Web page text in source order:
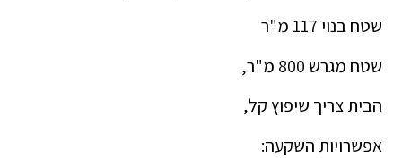
שטח בנוי 117 מ"ר
שטח מגרש 800 מ"ר,
הבית צריך שיפוץ קל,
אפשרויות השקעה: